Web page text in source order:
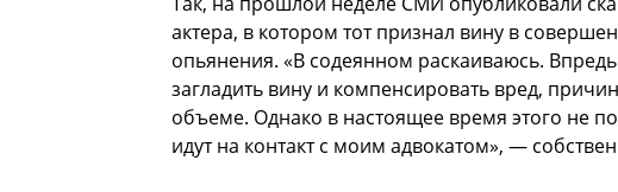
актера, в котором тот признал вину в
опьянения. «В содеянном раскаиваюсь.
загладить вину и компенсировать вред,
объеме. Однако в настоящее время этого не
идут на контакт с моим адвокатом», —